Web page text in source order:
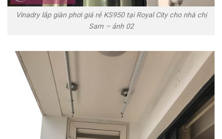
Vinadry lắp giàn phơi giá rẻ KS950 tại Royal City cho nhà chị
Sam – ảnh 02